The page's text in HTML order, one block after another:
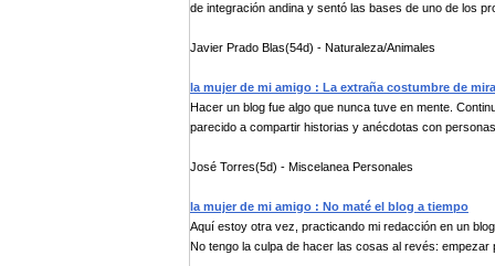
de integración andina y sentó las bases de uno de los
Javier Prado Blas(54d) - Naturaleza/Animales
la mujer de mi amigo : La extraña costumbre de
Hacer un blog fue algo que nunca tuve en mente.
parecido a compartir historias y anécdotas con
José Torres(5d) - Miscelanea Personales
la mujer de mi amigo : No maté el blog a tiempo
Aquí estoy otra vez, practicando mi redacción en un
No tengo la culpa de hacer las cosas al revés: empezar